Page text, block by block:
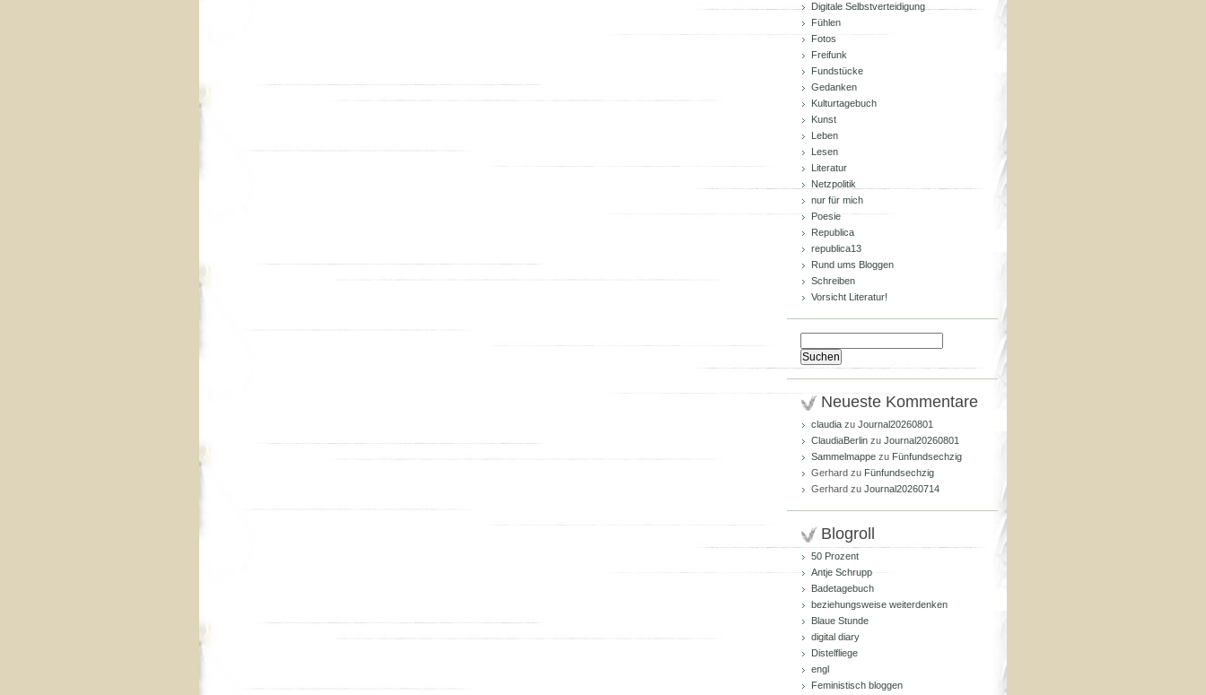
Digitale Selbstverteidigung
Fühlen
Fotos
Freifunk
Fundstücke
Gedanken
Kulturtagebuch
Kunst
Leben
Lesen
Literatur
Netzpolitik
nur für mich
Poesie
Republica
republica13
Rund ums Bloggen
Schreiben
Vorsicht Literatur!
nach:
Neueste Kommentare
claudia zu Journal20260801
ClaudiaBerlin zu Journal20260801
Sammelmappe zu Fünfundsechzig
Gerhard zu Fünfundsechzig
Gerhard zu Journal20260714
Blogroll
50 Prozent
Antje Schrupp
Badetagebuch
beziehungsweise weiterdenken
Blaue Stunde
digital diary
Distelfliege
engl
Feministisch bloggen